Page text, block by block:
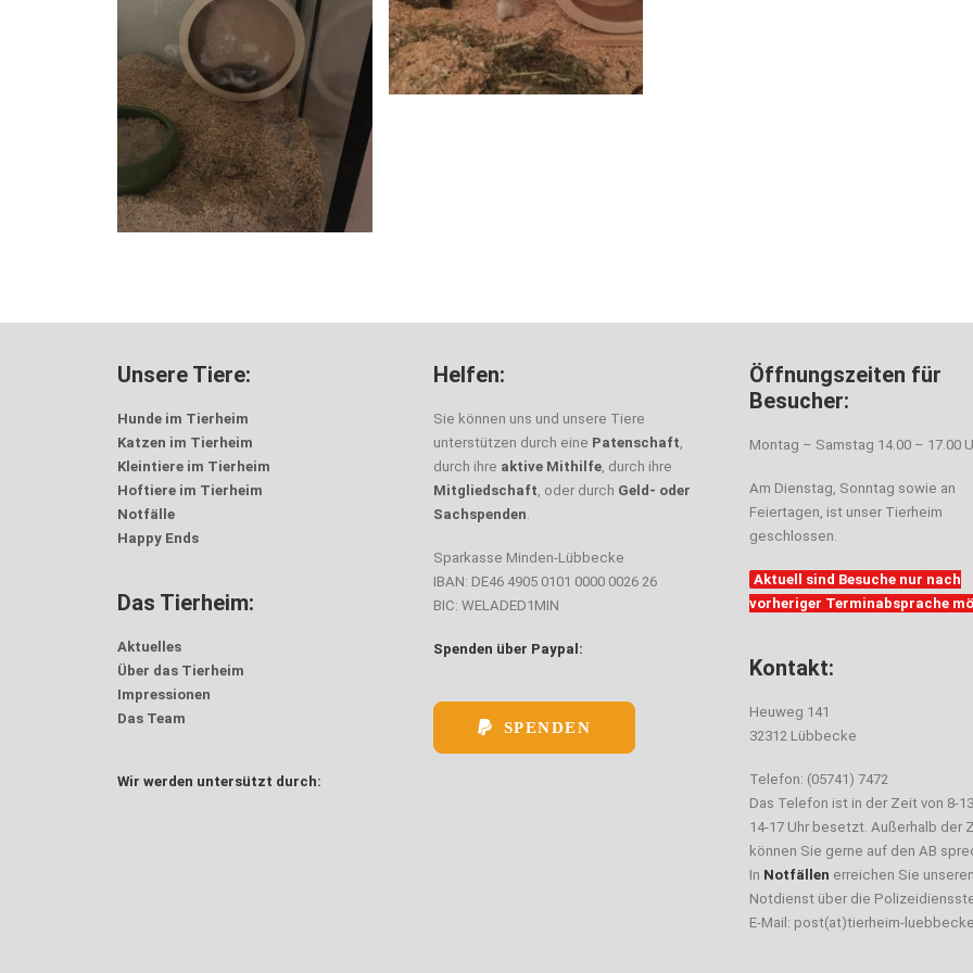
Unsere Tiere:
Hunde im Tierheim
Katzen im Tierheim
Kleintiere im Tierheim
Hoftiere im Tierheim
Notfälle
Happy Ends
Das Tierheim:
Aktuelles
Über das Tierheim
Impressionen
Das Team
Wir werden untersützt durch:
Helfen:
Sie können uns und unsere Tiere
unterstützen durch eine Patenschaft,
durch ihre aktive Mithilfe, durch ihre
Mitgliedschaft, oder durch Geld- oder
Sachspenden.
Sparkasse Minden-Lübbecke
IBAN: DE46 4905 0101 0000 0026 26
BIC: WELADED1MIN
Spenden über Paypal:
SPENDEN
Öffnungszeiten für
Besucher:
Montag – Samstag 14.00 – 17.00
Am Dienstag, Sonntag sowie an
Feiertagen, ist unser Tierheim
geschlossen.
Aktuell sind Besuche nur nach
vorheriger Terminabsprache
Kontakt:
Heuweg 141
32312 Lübbecke
Telefon: (05741) 7472
Das Telefon ist in der Zeit von 8-
14-17 Uhr besetzt. Außerhalb der
können Sie gerne auf den AB
In Notfällen erreichen Sie unseren
Notdienst über die
E-Mail: post(at)tierheim-